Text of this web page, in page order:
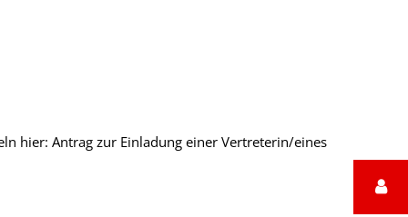
hier: Antrag zur Einladung einer Vertreterin/eines